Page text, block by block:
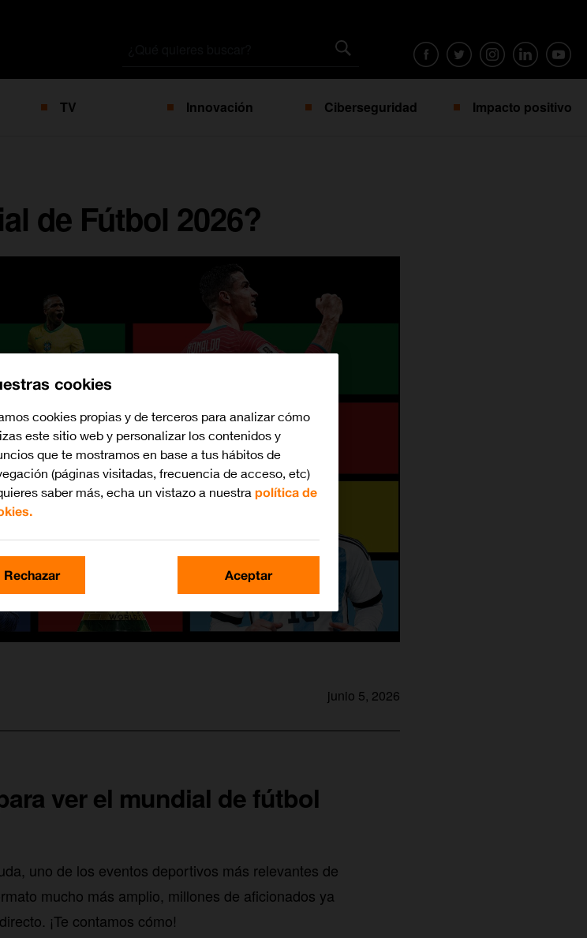
TV Innovación Ciberseguridad Impacto positivo
de Fútbol 2026?
junio 5, 2026
ver el mundial de fútbol
uno de los eventos deportivos más relevantes de
mucho más amplio, millones de aficionados ya
¡Te contamos cómo!
cookies
cookies propias y de terceros para analizar cómo
este sitio web y personalizar los contenidos y
que te mostramos en base a tus hábitos de
(páginas visitadas, frecuencia de acceso, etc)
saber más, echa un vistazo a nuestra política de
Rechazar Aceptar